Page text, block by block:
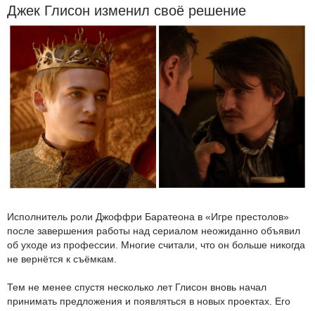
Джек Глисон изменил своё решение
Исполнитель роли Джоффри Баратеона в «Игре престолов»
после завершения работы над сериалом неожиданно объявил
об уходе из профессии. Многие считали, что он больше никогда
не вернётся к съёмкам.
Тем не менее спустя несколько лет Глисон вновь начал
принимать предложения и появляться в новых проектах. Его